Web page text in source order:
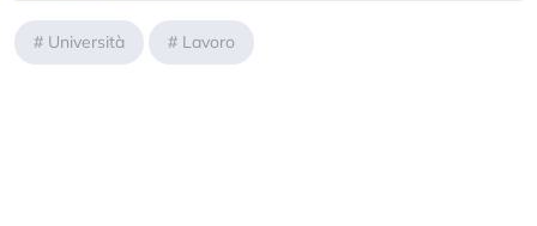
# Università # Lavoro